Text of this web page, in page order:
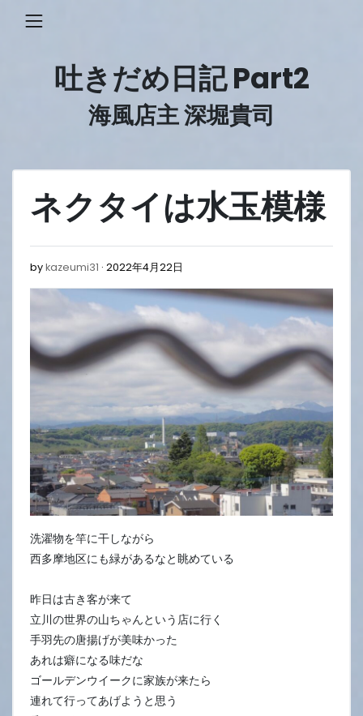
吐きだめ日記 Part2
海風店主 深堀貴司
ネクタイは水玉模様
bykazeumi31 2022年4月22日
4
月
22
日
洗濯物を竿に干しながら
西多摩地区にも緑があるなと眺めている
昨日は古き客が来て
立川の世界の山ちゃんという店に行く
手羽先の唐揚げが美味かった
あれは癖になる味だな
ゴールデンウイークに家族が来たら
連れて行ってあげようと思う